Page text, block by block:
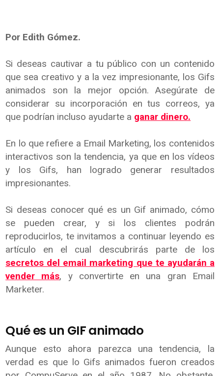
Por Edith Gómez.
Si deseas cautivar a tu público con un contenido
que sea creativo y a la vez impresionante, los Gifs
animados son la mejor opción. Asegúrate de
considerar su incorporación en tus correos, ya
que podrían incluso ayudarte a ganar dinero.
En lo que refiere a Email Marketing, los contenidos
interactivos son la tendencia, ya que en los vídeos
y los Gifs, han logrado generar resultados
impresionantes.
Si deseas conocer qué es un Gif animado, cómo
se pueden crear, y si los clientes podrán
reproducirlos, te invitamos a continuar leyendo es
artículo en el cual descubrirás parte de los
secretos del email marketing que te ayudarán a
vender más, y convertirte en una gran Email
Marketer.
Qué es un GIF animado
Aunque esto ahora parezca una tendencia, la
verdad es que lo Gifs animados fueron creados